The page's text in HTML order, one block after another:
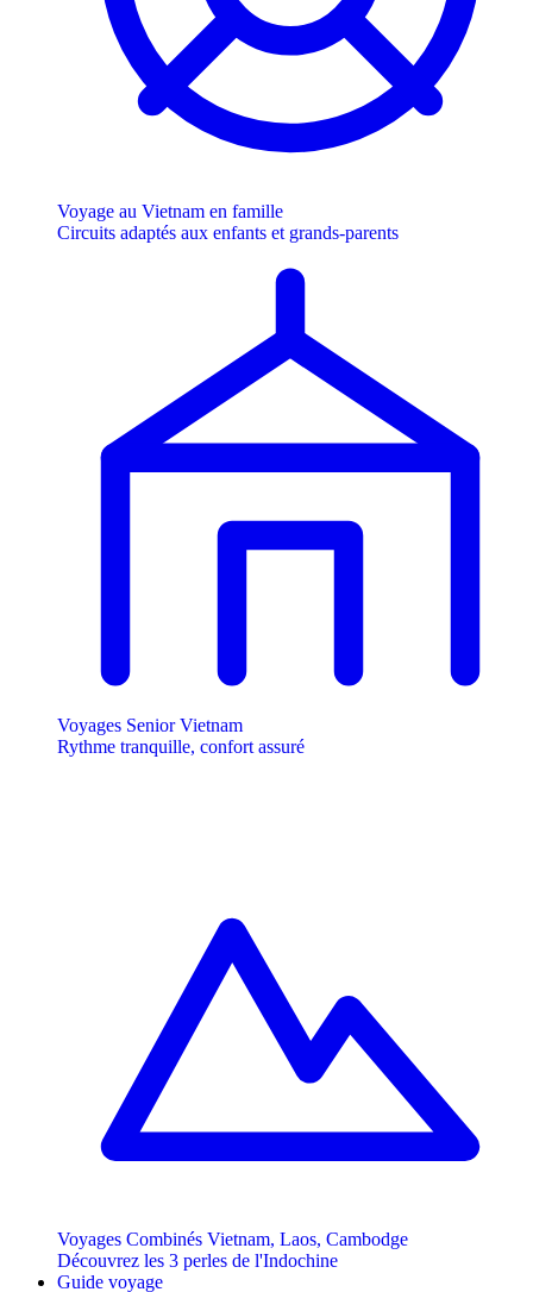
Voyage au Vietnam en famille
Circuits adaptés aux enfants et grands-parents
Voyages Senior Vietnam
Rythme tranquille, confort assuré
Voyages Combinés Vietnam, Laos, Cambodge
Découvrez les 3 perles de l'Indochine
Guide voyage